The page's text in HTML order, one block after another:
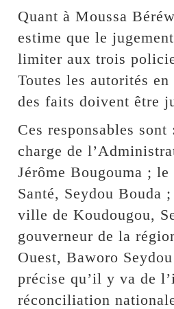
Quant à Moussa
estime que le
limiter aux trois
Toutes les autorités
des faits doivent être
Ces responsables
charge de
Jérôme Bougouma ;
Santé, Seydou Bouda
ville de Koudougou,
gouverneur de la
Ouest, Baworo
précise qu’il y va de
réconciliation